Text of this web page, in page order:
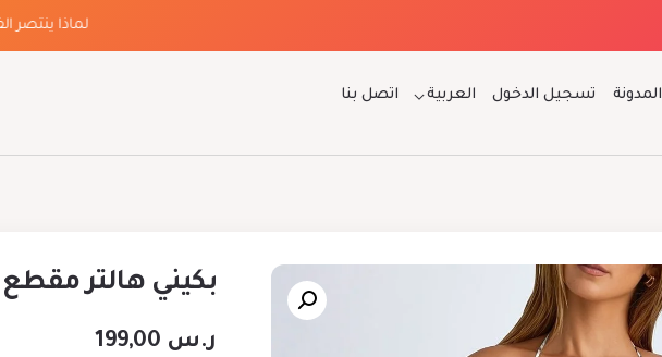
لماذا ينتصر
المدونة تسجيل الدخول العربية اتصل بنا
بكيني هالتر مقطع
ر.س